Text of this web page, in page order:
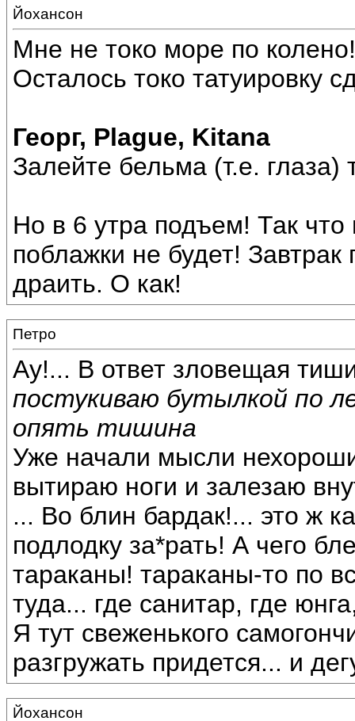
Йохансон
Мне не токо море по
Осталось токо татуировку
Георг, Plague, Kitana
Залейте бельма (т.е.
Но в 6 утра подъем! Так
поблажки не будет!
драить. О как!
Петро
Ау!... В ответ зловещая
постукиваю бутылкой по
опять тишина
Уже начали мысли
вытираю ноги и залезаю
... Во блин бардак!... это ж
подлодку за*рать! А чего
тараканы! тараканы-то по
туда... где санитар, где
Я тут свеженького
разгружать придется... и
Йохансон